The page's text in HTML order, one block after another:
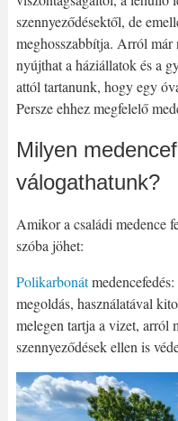
szennyeződésektől, de
meghosszabbítja. Arról már
nyújthat a háziállatok és a
attól tartanunk, hogy egy
Persze ehhez megfelelő
Milyen
válogathatunk?
Amikor a családi medence
szóba jöhet:
Polikarbonát
megoldás, használatával
melegen tartja a vizet, arról
szennyeződések ellen is